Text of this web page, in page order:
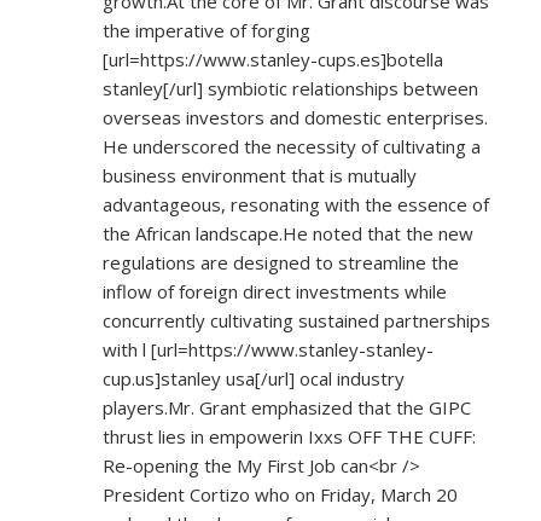
the imperative of forging
[url=https://www.stanley-cups.es]botella
stanley[/url] symbiotic relationships between
overseas investors and domestic enterprises.
He underscored the necessity of cultivating a
business environment that is mutually
advantageous, resonating with the essence of
the African landscape.He noted that the new
regulations are designed to streamline the
inflow of foreign direct investments while
concurrently cultivating sustained partnerships
with l [url=https://www.stanley-stanley-
cup.us]stanley usa[/url] ocal industry
players.Mr. Grant emphasized that the GIPC
thrust lies in empowerin Ixxs OFF THE CUFF:
Re-opening the My First Job can<br />
President Cortizo who on Friday, March 20